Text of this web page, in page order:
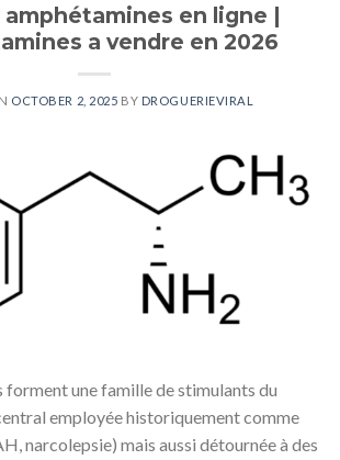
en ligne |
a vendre en 2026
OCTOBER 2, 2025 BY DROGUERIEVIRAL
forment une famille de stimulants du
employée historiquement comme
narcolepsie) mais aussi détournée à des